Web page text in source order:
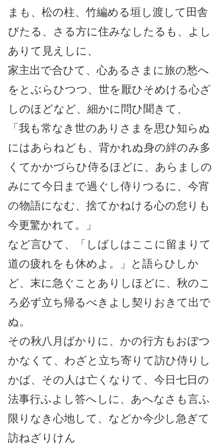
まも、松の柱、竹編める垣し渡して田舎
びたる、さる方に住みなしたるも、よし
ありて見えしに、
家主出で合ひて、心あるさまに旅の愁へ
をとぶらひつつ、世を厭ひそめける心ざ
しのほどなど、細かに問ひ聞きて、
「我も常なき世のありさまを思ひ知らぬ
にはあらねども、背かれぬ身の絆のみ多
くてかかづらひ侍るほどに、あらましの
みにて今日まで過ぐし侍りつるに、今宵
の物語になむ、捨てかねける心の怠りも
今更驚かれて。」
など言ひて、「しばしはここに留まりて
道の疲れをも休めよ。」と語らひしか
ど、末に急ぐことありしほどに、秋のこ
ろ必ず立ち帰るべきよし契りおきて出で
ぬ。
その秋八月ばかりに、かの行方もおぼつ
かなくて、わざと立ち寄りて訪ひ侍りし
かば、その人は亡くなりて、今日七日の
法事行ふよし答へしに、あへなさも言ふ
限りなき心地して、などか今少し急ぎて
訪ねざりけん